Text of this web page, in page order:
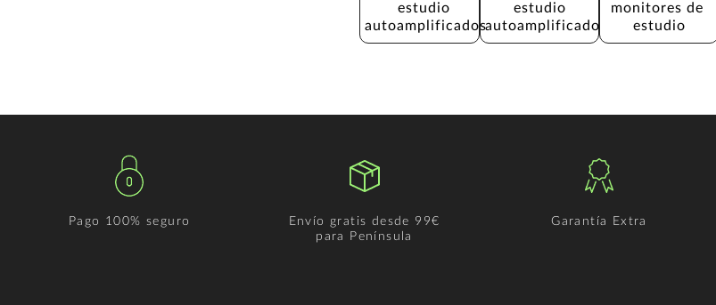
estudio
autoamplificados
estudio
autoamplificado
monitores de
estudio
Pago 100% seguro
Envío gratis desde 99€
para Península
Garantía Extra